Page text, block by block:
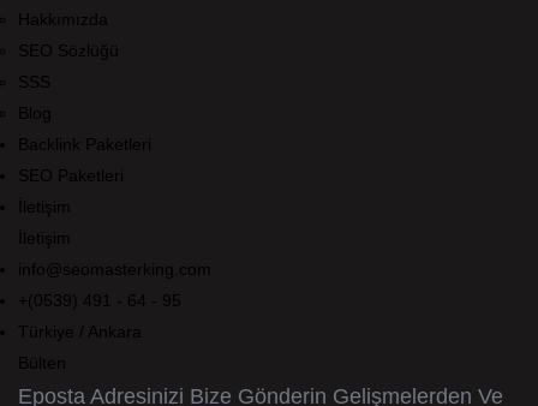
Hakkımızda
SEO Sözlüğü
SSS
Blog
Backlink Paketleri
SEO Paketleri
İletişim
İletişim
info@seomasterking.com
+(0539) 491 - 64 - 95
Türkiye / Ankara
Bülten
Eposta Adresinizi Bize Gönderin Gelişmelerden Ve